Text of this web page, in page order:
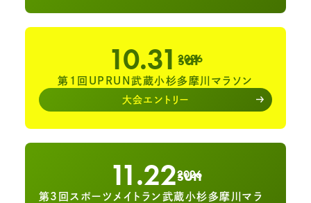
10.31 2026
sat
第1回UPRUN武蔵小杉多摩川マラソン
大会エントリー
11.222026
sun
第3回スポーツメイトラン武蔵小杉多摩川マラ